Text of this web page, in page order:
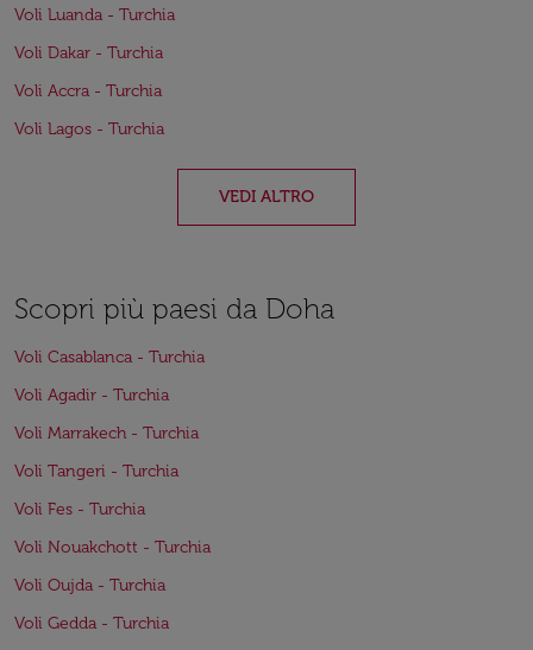
Voli Luanda - Turchia
Voli Dakar - Turchia
Voli Accra - Turchia
Voli Lagos - Turchia
VEDI ALTRO
Scopri più paesi da Doha
Voli Casablanca - Turchia
Voli Agadir - Turchia
Voli Marrakech - Turchia
Voli Tangeri - Turchia
Voli Fes - Turchia
Voli Nouakchott - Turchia
Voli Oujda - Turchia
Voli Gedda - Turchia